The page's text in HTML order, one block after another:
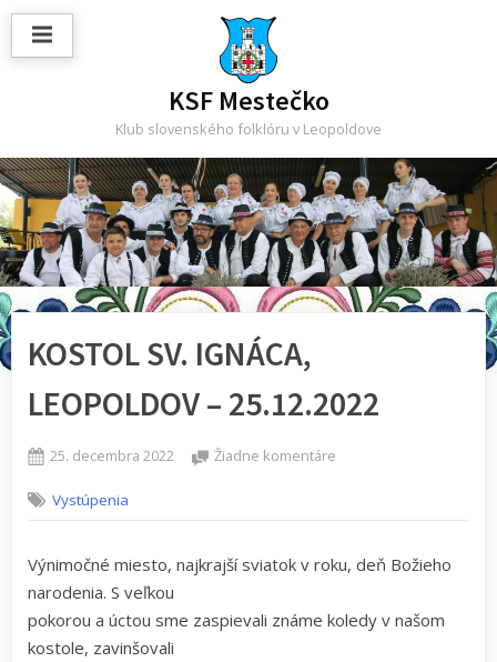
Skip
KSF Mestečko
Klub slovenského folklóru v Leopoldove
KOSTOL SV. IGNÁCA,
LEOPOLDOV – 25.12.2022
Posted
25. decembra 2022 Žiadne komentárena
IGNÁCA,
–
Vystúpenia
Výnimočné miesto, najkrajší sviatok v roku, deň Božieho
narodenia. S veľkou
pokorou a úctou sme zaspievali známe koledy v našom
kostole, zavinšovali